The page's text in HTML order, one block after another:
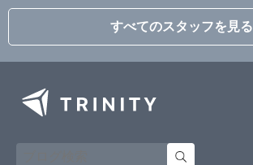
すべてのスタッフを見る